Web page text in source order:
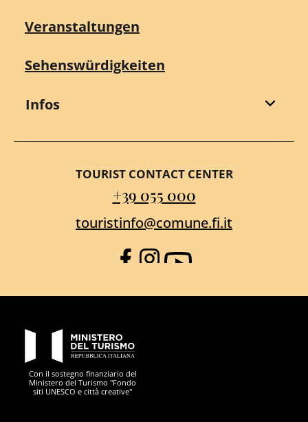
Veranstaltungen
Sehenswürdigkeiten
Infos
TOURIST CONTACT CENTER
+39 055 000
touristinfo@comune.fi.it
Facebook
Instagram
YouTube
Con il sostegno finanziario del
Ministero del Turismo "Fondo
siti UNESCO e città creative"